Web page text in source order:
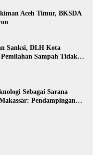
Aceh Timur, BKSDA
Sanksi, DLH Kota
Sampah Tidak
Sebagai Sarana
Pendampingan